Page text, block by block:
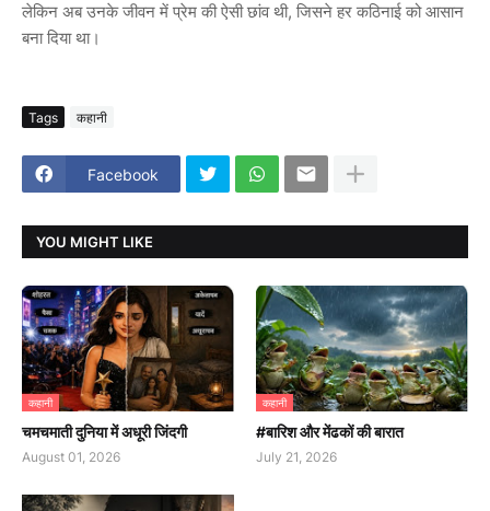
लेकिन अब उनके जीवन में प्रेम की ऐसी छांव थी, जिसने हर कठिनाई को आसान
बना दिया था।
Tags कहानी
Facebook
YOU MIGHT LIKE
कहानी
चमचमाती दुनिया में अधूरी जिंदगी
August 01, 2026
कहानी
#बारिश और मेंढकों की बारात
July 21, 2026